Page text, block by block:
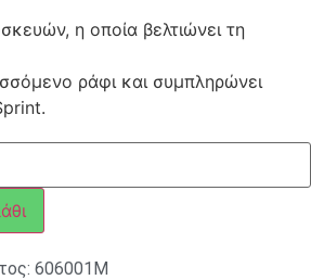
η οποία βελτιώνει τη
ράφι και συμπληρώνει
606001M